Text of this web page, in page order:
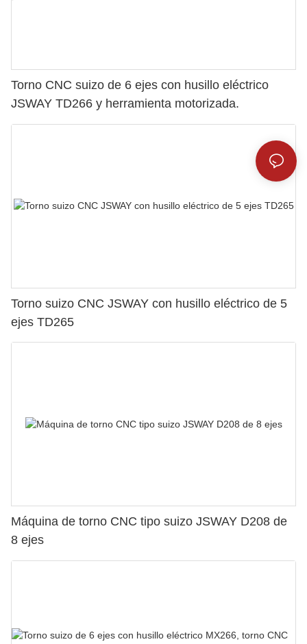
Torno CNC suizo de 6 ejes con husillo eléctrico
JSWAY TD266 y herramienta motorizada.
Torno suizo CNC JSWAY con husillo eléctrico de 5
ejes TD265
Máquina de torno CNC tipo suizo JSWAY D208 de
8 ejes